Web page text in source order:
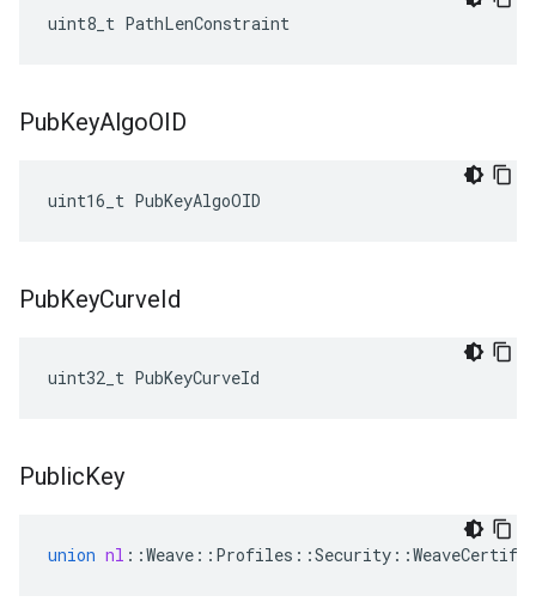
uint8_t PathLenConstraint
PubKeyAlgoOID
uint16_t PubKeyAlgoOID
PubKeyCurveId
uint32_t PubKeyCurveId
PublicKey
union nl ::Weave :: Profiles ::Security ::